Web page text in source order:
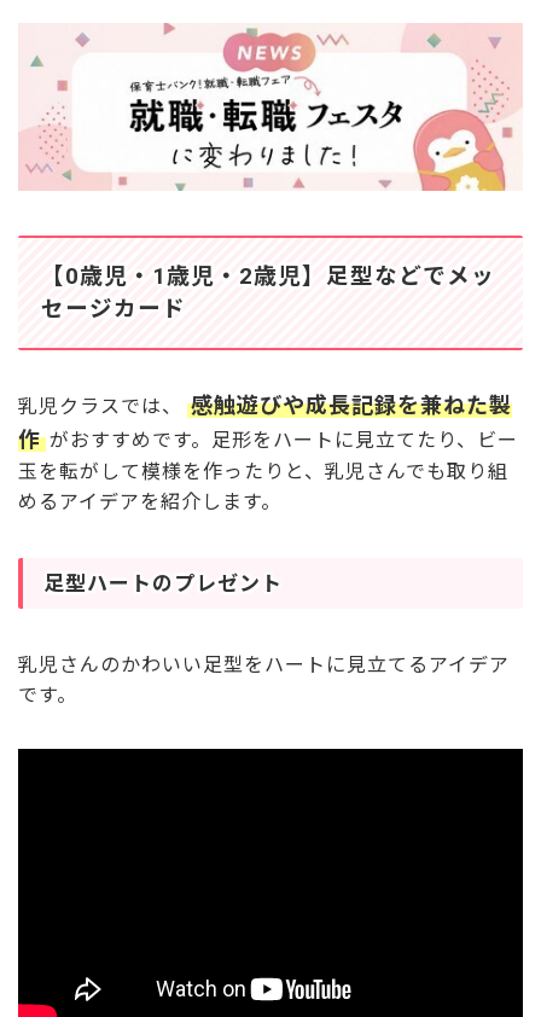
ハートステッキ
プレゼントボックス
【先生が作る】壁面装飾やラッピングなどのアイ
チョコレートやハートのモビール
先生が作る折り紙ハート
ペットボトルでかわいいギフトボックス
デア
Q1. バレンタイン製作のねらい、月案にどう書く？
よい？
Q4. バレンタインの由来、子どもへの説明の仕方は？
バレンタインの製作を通して、友だちや家族に感
謝の想いを伝えよう
【0歳児・1歳児・2歳児】足型などでメッ
セージカード
乳児クラスでは、
感触遊びや成長記録を兼ねた製
作 がおすすめです。足形をハートに見立てたり、ビー
玉を転がして模様を作ったりと、乳児さんでも取り組
めるアイデアを紹介します。
足型ハートのプレゼント
乳児さんのかわいい足型をハートに見立てるアイデア
です。